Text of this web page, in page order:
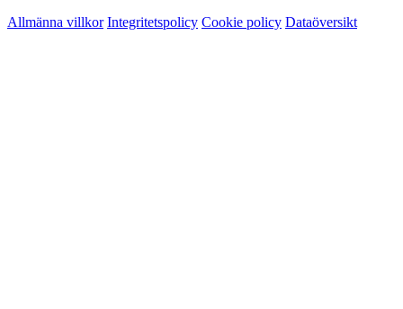
Allmänna villkor Integritetspolicy Cookie policy Dataöversikt